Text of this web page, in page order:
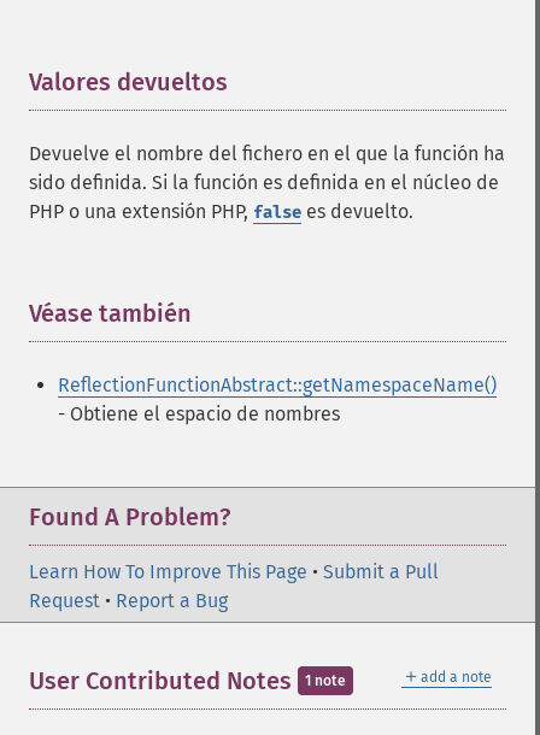
Valores devueltos
Devuelve el nombre del fichero en el que la función ha
sido definida. Si la función es definida en el núcleo de
PHP o una extensión PHP, false es devuelto.
Véase también
ReflectionFunctionAbstract::getNamespaceName()
- Obtiene el espacio de nombres
Found A Problem?
Learn How To Improve This Page • Submit a Pull
Request • Report a Bug
＋ add a note
User Contributed Notes 1 note